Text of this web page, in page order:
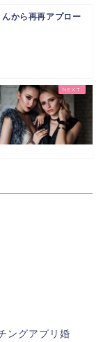
から再再アプロー
ングアプリ婚